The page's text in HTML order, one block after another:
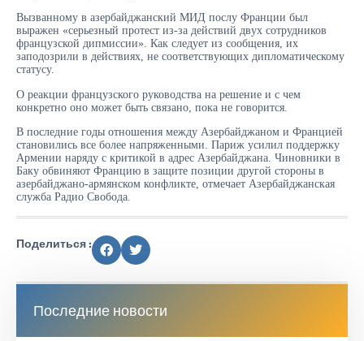
Вызванному в азербайджанский МИД послу Франции был
выражен «серьезный протест из-за действий двух сотрудников
французской дипмиссии». Как следует из сообщения, их
заподозрили в действиях, не соответствующих дипломатическому
статусу.
О реакции французского руководства на решение и с чем
конкретно оно может быть связано, пока не говорится.
В последние годы отношения между Азербайджаном и Францией
становились все более напряженными. Париж усилил поддержку
Армении наряду с критикой в адрес Азербайджана. Чиновники в
Баку обвиняют Францию в защите позиции другой стороны в
азербайджано-армянском конфликте, отмечает Азербайджанская
служба Радио Свобода.
Поделиться :
Последние новости